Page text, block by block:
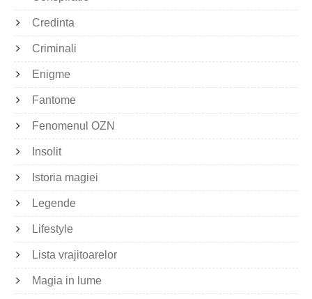
Credinta
Criminali
Enigme
Fantome
Fenomenul OZN
Insolit
Istoria magiei
Legende
Lifestyle
Lista vrajitoarelor
Magia in lume